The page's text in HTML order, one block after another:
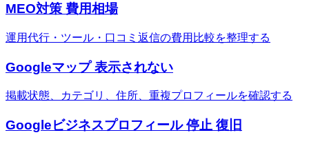
MEO対策 費用相場
運用代行・ツール・口コミ返信の費用比較を整理する
Googleマップ 表示されない
掲載状態、カテゴリ、住所、重複プロフィールを確認する
Googleビジネスプロフィール 停止 復旧